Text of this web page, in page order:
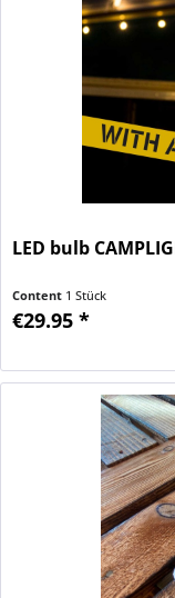
LED bulb
Content 1 Stück
€29.95 *